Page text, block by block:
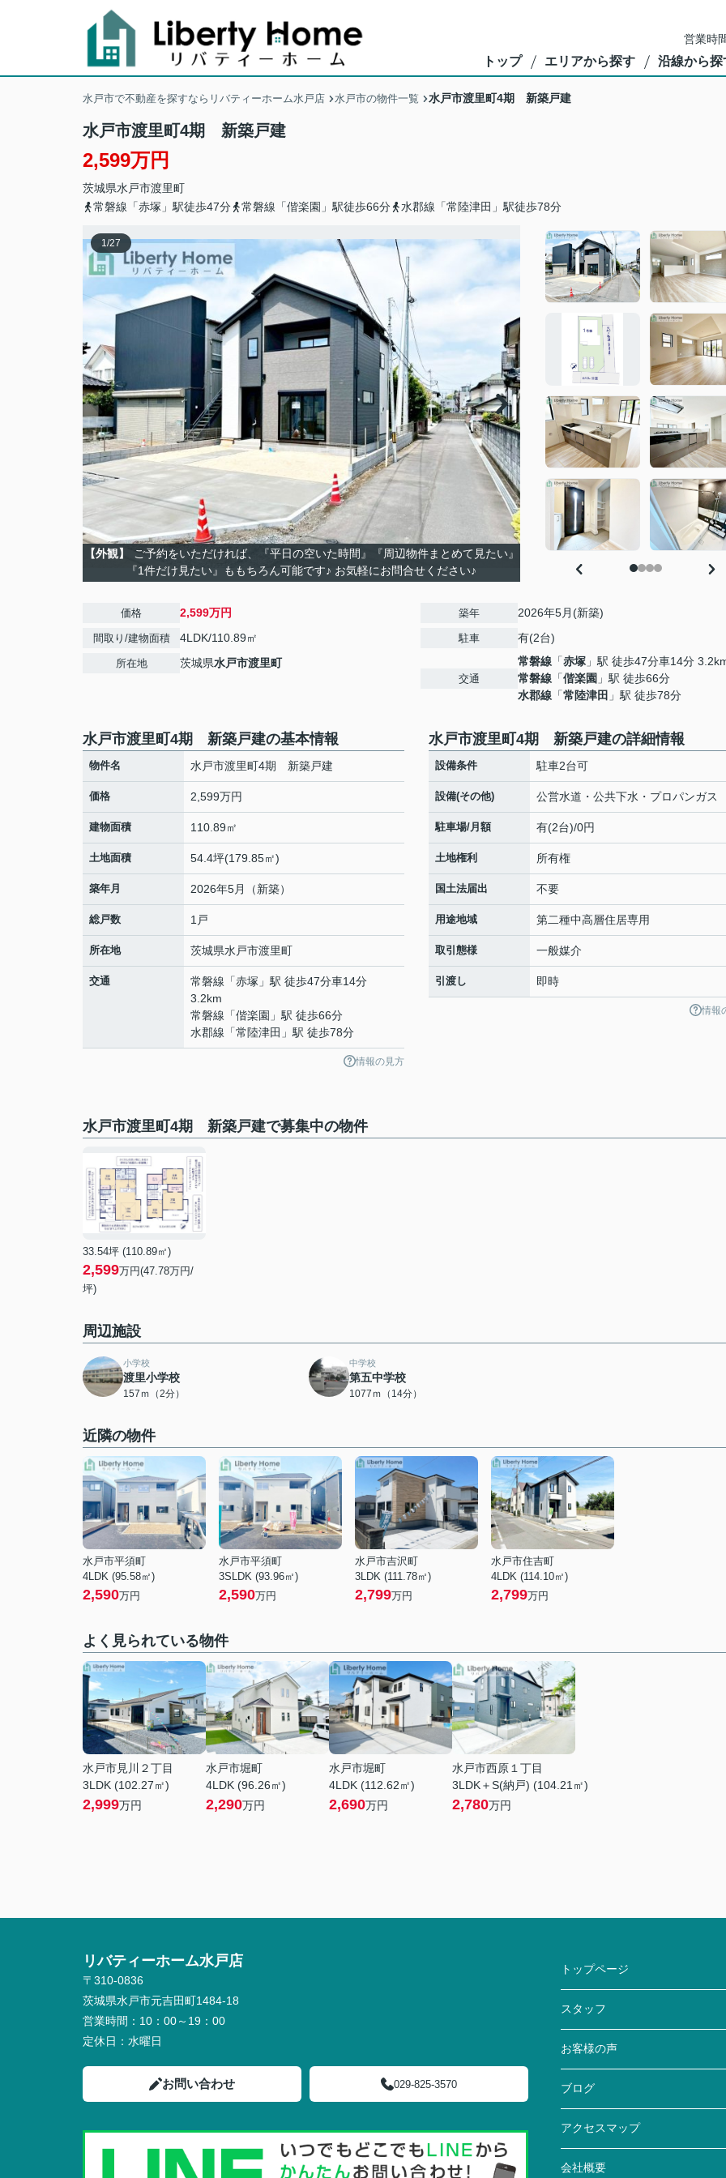
営業時
トップ エリアから探す 沿線から探
水戸市で不動産を探すならリバティーホーム水戸店 水戸市の物件一覧 水戸市渡里町4期 新築戸建
水戸市渡里町4期 新築戸建
2,599万円
茨城県水戸市渡里町
常磐線「赤塚」駅徒歩47分
常磐線「偕楽園」駅徒歩66分 水郡線「常陸津田」駅徒歩78分
1/27
【外観】
ご予約をいただければ、『平日の空いた時間』『周辺物件まとめて見たい』
『1件だけ見たい』ももちろん可能です♪ お気軽にお問合せください♪
価格 2,599万円
間取り/建物面積 4LDK/110.89㎡
所在地 茨城県水戸市渡里町
築年 2026年5月(新築)
駐車 有(2台)
交通
常磐線 「赤塚 」駅 徒歩47分車14分
常磐線 「偕楽園 」駅 徒歩66分
水郡線 「常陸津田 」駅 徒歩78分
水戸市渡里町4期 新築戸建の基本情報
物件名 水戸市渡里町4期 新築戸建
価格 2,599万円
建物面積 110.89㎡
土地面積 54.4坪(179.85㎡)
築年月 2026年5月（新築）
総戸数 1戸
所在地 茨城県水戸市渡里町
交通 常磐線 「赤塚 」駅 徒歩47分車14分
3.2km
常磐線 「偕楽園 」駅 徒歩66分
水郡線 「常陸津田 」駅 徒歩78分
情報の見方
水戸市渡里町4期 新築戸建の詳細情報
設備条件 駐車2台可
設備(その他) 公営水道・公共下水・プロパンガス
駐車場/月額 有(2台)/0円
土地権利 所有権
国土法届出 不要
用途地域 第二種中高層住居専用
取引態様 一般媒介
引渡し 即時
情報
水戸市渡里町4期 新築戸建で募集中の物件
33.54坪 (110.89㎡)
2,599万円(47.78万円/
坪)
周辺施設
小学校
渡里小学校
157ｍ（2分）
中学校
第五中学校
1077ｍ（14分）
近隣の物件
水戸市平須町
4LDK (95.58㎡)
2,590万円
水戸市平須町
3SLDK (93.96㎡)
2,590万円
水戸市吉沢町
3LDK (111.78㎡)
2,799万円
水戸市住吉町
4LDK (114.10㎡)
2,799万円
よく見られている物件
水戸市見川２丁目
3LDK (102.27㎡)
2,999万円
水戸市堀町
4LDK (96.26㎡)
2,290万円
水戸市堀町
4LDK (112.62㎡)
2,690万円
水戸市西原１丁目
3LDK＋S(納戸) (104.21㎡)
2,780万円
リバティーホーム水戸店
〒310-0836
茨城県水戸市元吉田町1484-18
営業時間： 10：00～19：00
定休日： 水曜日
お問い合わせ 029-825-3570
トップページ
スタッフ
お客様の声
ブログ
アクセスマップ
会社概要